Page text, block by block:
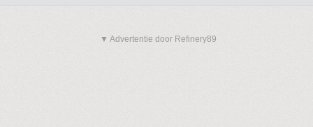
▼ Advertentie door Refinery89